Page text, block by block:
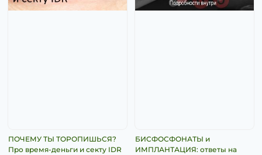
ПОЧЕМУ ТЫ ТОРОПИШЬСЯ?
Про время-деньги и секту IDR
БИСФОСФОНАТЫ и
ИМПЛАНТАЦИЯ: ответы на